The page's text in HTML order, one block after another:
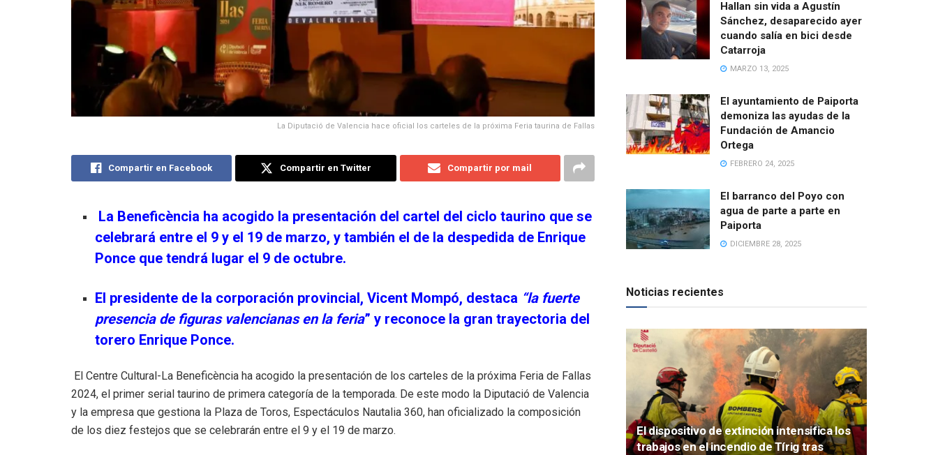
La Diputació de Valencia hace oficial los carteles de la próxima Feria taurina de Fallas
Compartir en Facebook Compartir en Twitter Compartir por mail
La Beneficència ha acogido la presentación del cartel del ciclo taurino que se
celebrará entre el 9 y el 19 de marzo, y también el de la despedida de Enrique
Ponce que tendrá lugar el 9 de octubre.
El presidente de la corporación provincial, Vicent Mompó, destaca “la fuerte
presencia de figuras valencianas en la feria” y reconoce la gran trayectoria del
torero Enrique Ponce.
El Centre Cultural-La Beneficència ha acogido la presentación de los carteles de la próxima Feria de Fallas
2024, el primer serial taurino de primera categoría de la temporada. De este modo la Diputació de Valencia
y la empresa que gestiona la Plaza de Toros, Espectáculos Nautalia 360, han oficializado la composición
de los diez festejos que se celebrarán entre el 9 y el 19 de marzo.
Hallan sin vida a Agustín
Sánchez, desaparecido ayer
cuando salía en bici desde
Catarroja
MARZO 13, 2025
El ayuntamiento de Paiporta
demoniza las ayudas de la
Fundación de Amancio
Ortega
FEBRERO 24, 2025
El barranco del Poyo con
agua de parte a parte en
Paiporta
DICIEMBRE 28, 2025
Noticias recientes
El dispositivo de extinción intensifica los
trabajos en el incendio de Tírig tras